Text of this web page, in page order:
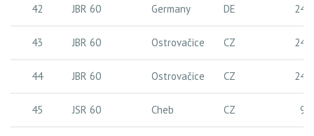
42 JBR 60 Germany DE 24
43 JBR 60 Ostrovačice CZ 24
44 JBR 60 Ostrovačice CZ 24
45 JSR 60 Cheb CZ 9